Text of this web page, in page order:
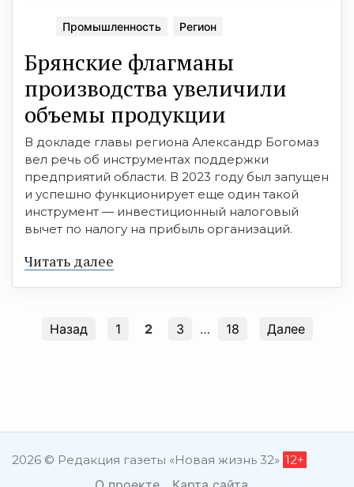
Промышленность Регион
Брянские флагманы
производства увеличили
объемы продукции
В докладе главы региона Александр Богомаз
вел речь об инструментах поддержки
предприятий области. В 2023 году был запущен
и успешно функционирует еще один такой
инструмент — инвестиционный налоговый
вычет по налогу на прибыль организаций.
Читать далее
Назад 1 2 3 … 18 Далее
2026 © Редакция газеты «Новая жизнь 32» 12+